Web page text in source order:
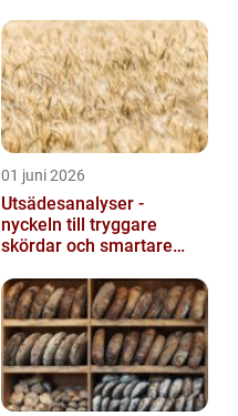
01 juni 2026
Utsädesanalyser -
nyckeln till tryggare
skördar och smartare